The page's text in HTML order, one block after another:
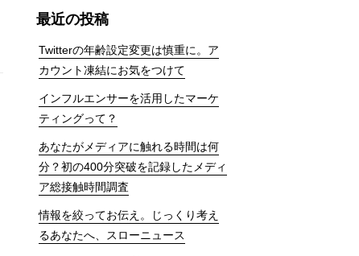
最近の投稿
Twitterの年齢設定変更は慎重に。ア
カウント凍結にお気をつけて
インフルエンサーを活用したマーケ
ティングって？
あなたがメディアに触れる時間は何
分？初の400分突破を記録したメディ
ア総接触時間調査
情報を絞ってお伝え。じっくり考え
るあなたへ、スローニュース